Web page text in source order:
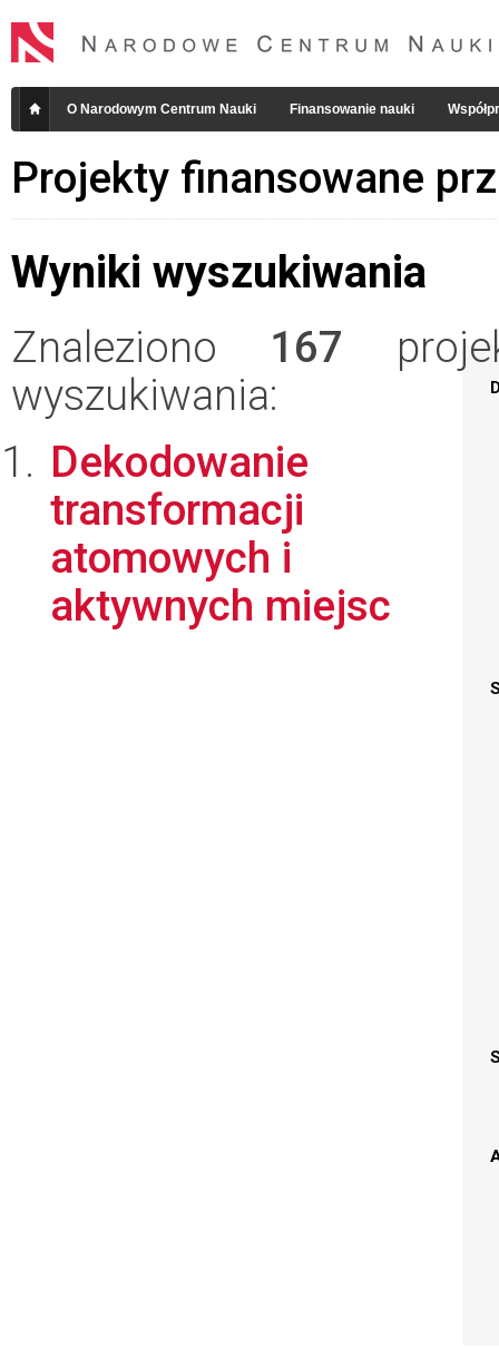
O Narodowym Centrum Nauki Finansowanie nauki
Projekty finansowane
Wyniki wyszukiwania
Znaleziono 167
wyszukiwania:
Dekodowanie
transformacji
atomowych i
aktywnych miejsc